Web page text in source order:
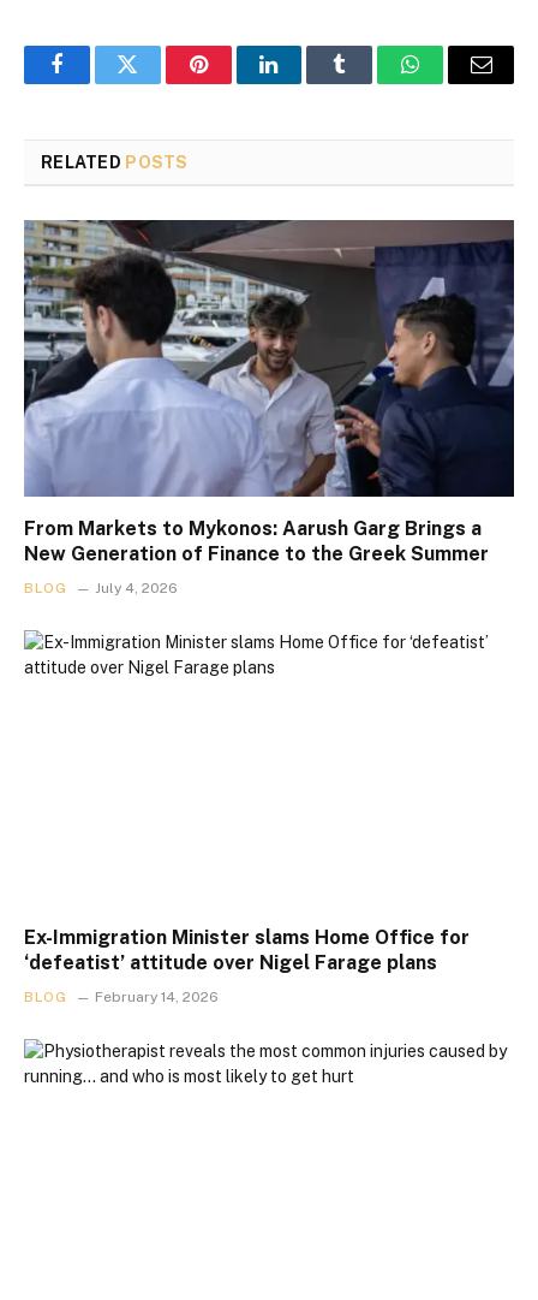
FacebookTwitter PinterestLinkedInTumblr WhatsAppEmail
RELATED POSTS
From Markets to Mykonos: Aarush Garg Brings a
New Generation of Finance to the Greek Summer
BLOG July 4, 2026
Ex-Immigration Minister slams Home Office for
‘defeatist’ attitude over Nigel Farage plans
BLOG February 14, 2026